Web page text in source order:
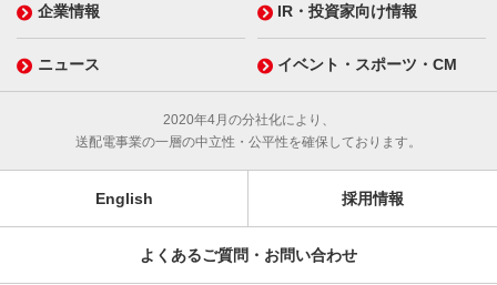
企業情報 IR・投資家向け情報
ニュース イベント・スポーツ・CM
2020年4月の分社化により、
送配電事業の一層の中立性・公平性を確保しております。
English 採用情報
よくあるご質問・お問い合わせ